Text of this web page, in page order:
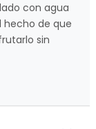
con agua
hecho de que
sin